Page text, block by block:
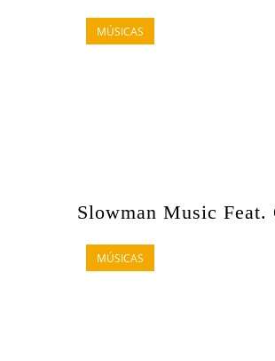
MÚSICAS
Slowman Music
MÚSICAS